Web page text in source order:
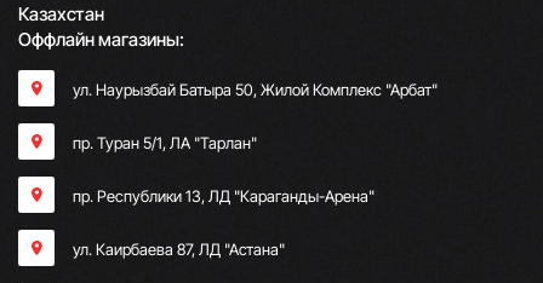
Казахстан
Оффлайн магазины:
ул. Наурызбай Батыра 50, Жилой Комплекс "Арбат"
пр. Туран 5/1, ЛА "Тарлан"
пр. Республики 13, ​ЛД "Караганды-Арена"
ул. Каирбаева 87, ЛД "Астана"